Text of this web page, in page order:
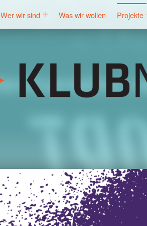
Wer wir sind Was wir wollen Projekte